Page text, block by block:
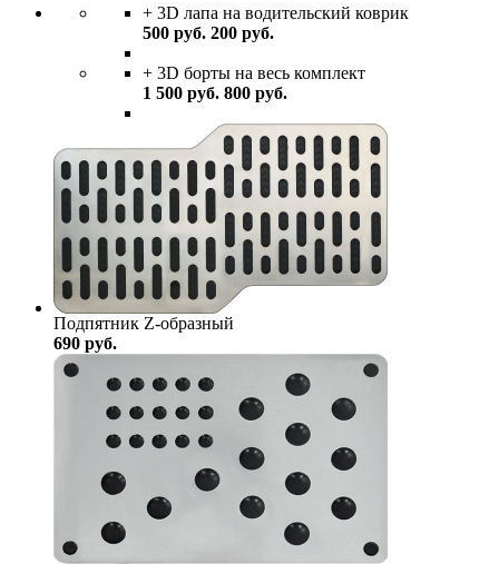
+ 3D лапа на водительский коврик
500 руб. 200 руб.
+ 3D борты на весь комплект
1 500 руб. 800 руб.
Подпятник Z-образный
690 руб.